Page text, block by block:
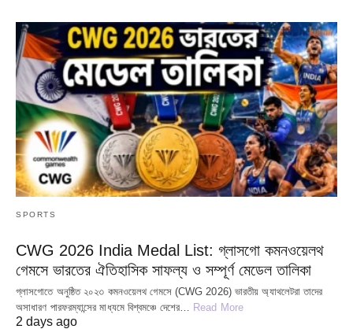
SPORTS
CWG 2026 India Medal List: গ্লাসগো কমনওয়েলথ
গেমসে ভারতের ঐতিহাসিক সাফল্য ও সম্পূর্ণ মেডেল তালিকা
গ্লাসগোতে অনুষ্ঠিত ২০২৩ কমনওয়েলথ গেমসে (CWG 2026) ভারতীয় অ্যাথলেটরা তাদের
অসাধারণ পারফরম্যান্সের মাধ্যমে বিশ্বমঞ্চে দেশের…
Read More
2 days ago